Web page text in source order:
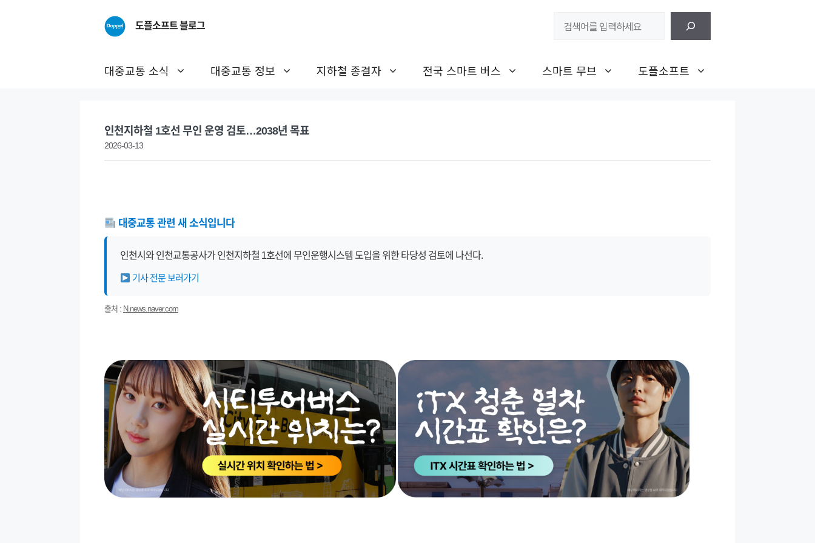
도플소프트 블로그
대중교통 소식 대중교통 정보 지하철 종결자 전국 스마트 버스 스마트 무브 도플소프트
인천지하철 1호선 무인 운영 검토…2038년 목표
2026-03-13
대중교통 관련 새 소식입니다
인천시와 인천교통공사가 인천지하철 1호선에 무인운행시스템 도입을 위한 타당성 검토에 나선다.
기사 전문 보러가기
출처 : N.news.naver.com